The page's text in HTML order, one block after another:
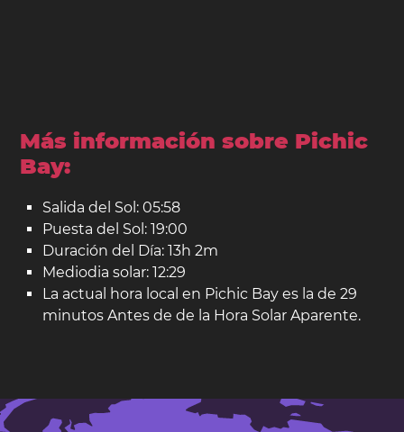
Más información sobre Pichic
Bay:
Salida del Sol: 05:58
Puesta del Sol: 19:00
Duración del Día: 13h 2m
Mediodia solar: 12:29
La actual hora local en Pichic Bay es la de 29
minutos Antes de de la Hora Solar Aparente.